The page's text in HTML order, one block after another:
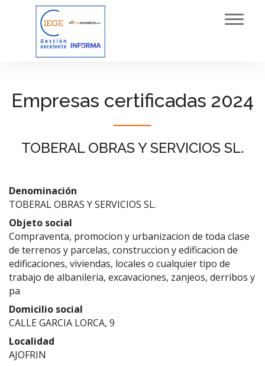
Empresas certificadas 2024
TOBERAL OBRAS Y SERVICIOS SL.
Denominación
TOBERAL OBRAS Y SERVICIOS SL.
Objeto social
Compraventa, promocion y urbanizacion de toda clase
de terrenos y parcelas, construccion y edificacion de
edificaciones, viviendas, locales o cualquier tipo de
trabajo de albanileria, excavaciones, zanjeos, derribos y
pa
Domicilio social
CALLE GARCIA LORCA, 9
Localidad
AJOFRIN